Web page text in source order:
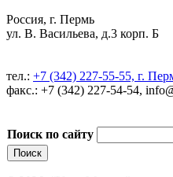
Россия, г. Пермь
ул. В. Васильева, д.3 корп. Б
тел.: +7 (342) 227-55-55, г.
факс.: +7 (342) 227-54-54,
Поиск по сайту